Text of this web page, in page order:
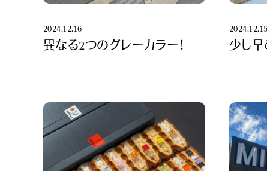
2024.12.16
異なる2つのグレーカラー！
2024.12.15
少し